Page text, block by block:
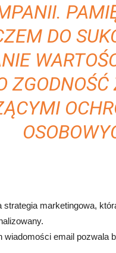
DO
marketingowa,
email pozwala